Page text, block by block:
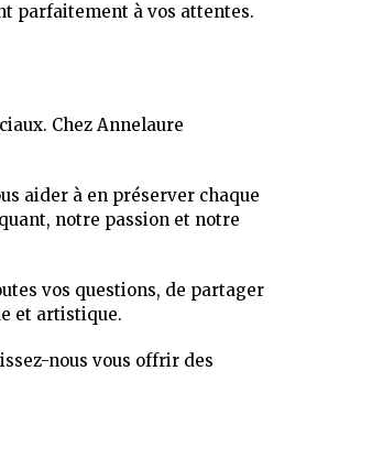
parfaitement à vos attentes.
Chez Annelaure
aider à en préserver chaque
notre passion et notre
vos questions, de partager
et artistique.
nous vous offrir des